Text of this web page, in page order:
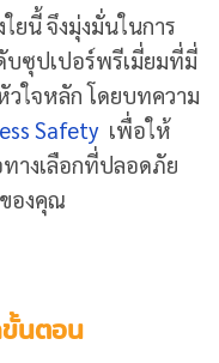
ใยนี้ จึงมุ่งมั่นในการ
บซุปเปอร์พรีเมี่ยมที่มี่
ใจหลัก โดยบทความ
Safety เพื่อให้
างเลือกที่ปลอดภัย
องคุณ
นตอน